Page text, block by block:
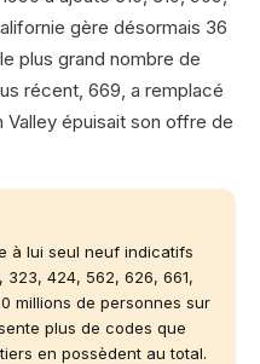
gère désormais 36
plus grand nombre de
récent, 669, a remplacé
Valley épuisait son offre de
à lui seul neuf indicatifs
323, 424, 562, 626, 661,
millions de personnes sur
plus de codes que
en possèdent au total.